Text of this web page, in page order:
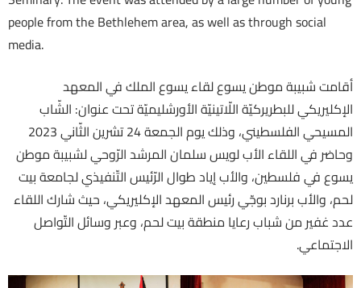
people from the Bethlehem area, as well as through social
media.
أقامت شبيبة موطن يسوع لقاء يسوع الملك في المعهد
الإكليريكي للبطريركيّة اللّاتينيّة الأورشليميّة تحت عنوان: الشّاب
المسيحي الفلسطيني، وذلك يوم الجمعة 24 تشرين الثّاني 2023
وحاضر في اللقاء الأب لويس سلمان المرشد الرّوحي لشبيبة موطن
يسوع في فلسطين، والأب إياد طوال الرّئيس التّنفيذي لجامعة بيت
لحم، والأب برنارد بوجّي رئيس المعهد الإكليريكي، حيث شارك اللقاء
عدد غفير من شباب رعايا منطقة بيت لحم، وعبر وسائل التّواصل
الاجتماعي.